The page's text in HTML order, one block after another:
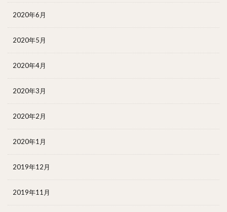
2020年6月
2020年5月
2020年4月
2020年3月
2020年2月
2020年1月
2019年12月
2019年11月